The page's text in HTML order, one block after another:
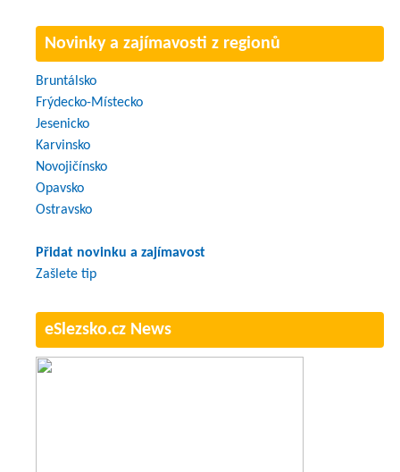
Novinky a zajímavosti z regionů
Bruntálsko
Frýdecko-Místecko
Jesenicko
Karvinsko
Novojičínsko
Opavsko
Ostravsko
Přidat novinku a zajímavost
Zašlete tip
eSlezsko.cz News